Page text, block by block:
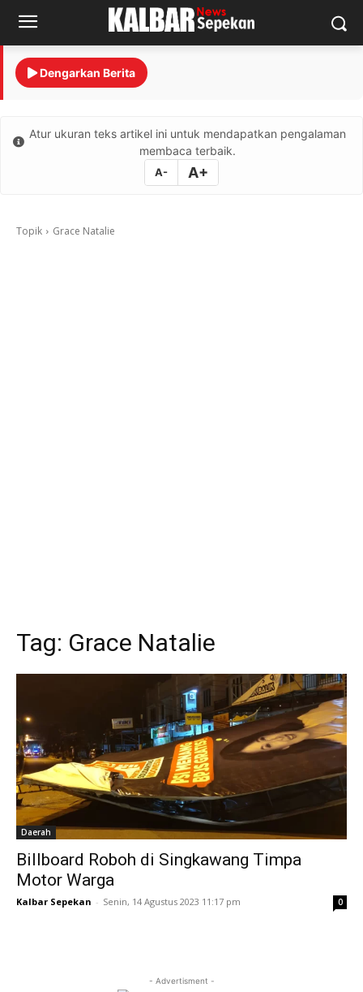
Dengarkan Berita
Atur ukuran teks artikel ini untuk mendapatkan pengalaman
membaca terbaik.
A- A+
Topik Grace Natalie
Tag: Grace Natalie
Daerah
Billboard Roboh di Singkawang Timpa
Motor Warga
Kalbar Sepekan - Senin, 14 Agustus 2023 11:17 pm 0
- Advertisment -